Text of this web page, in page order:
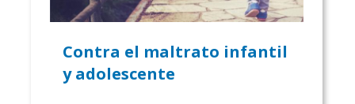
Contra el maltrato infantil
y adolescente